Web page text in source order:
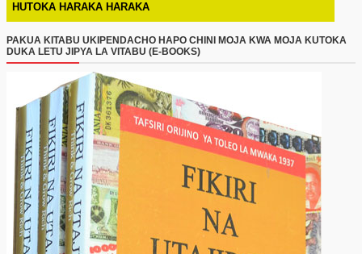
HUTOKA HARAKA HARAKA
PAKUA KITABU UKIPENDACHO HAPO CHINI MOJA KWA MOJA KUTOKA
DUKA LETU JIPYA LA VITABU (E-BOOKS)